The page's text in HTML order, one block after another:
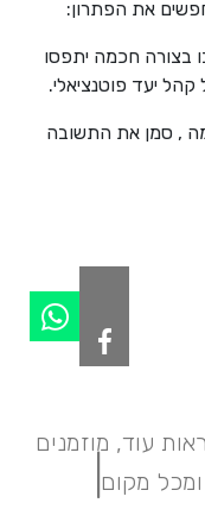
את הפתרון:
בצורה חכמה יתפסו
קהל יעד פוטנציאלי.
, סמן את התשובה
עוד, מוזמנים
מקום.
|